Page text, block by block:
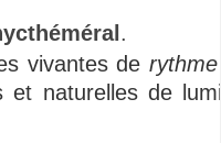
.
vivantes de
et naturelles de